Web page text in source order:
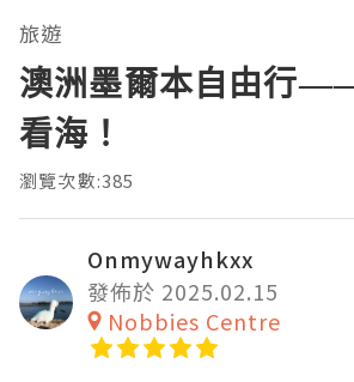
旅遊
澳洲墨爾本自由行
看海！
瀏覽次數:385
Onmywayhkxx
發佈於 2025.02.15
Nobbies Centre